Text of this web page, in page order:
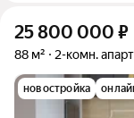
25 800 000 ₽
88 м² 2-комн.
новостройка